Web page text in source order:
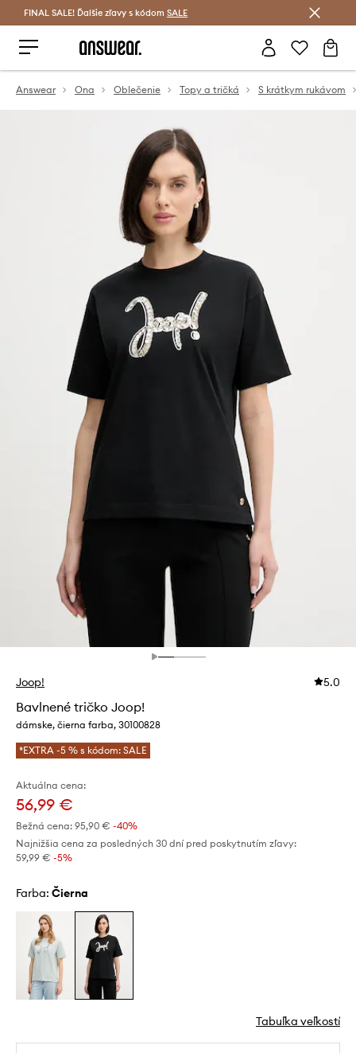
Šetrite s Answear Club >
FINAL SALE! Ďalšie zľavy s kódom SALE
Answear Ona Oblečenie Topy a tričká S krátkym rukávom
Joop! 5.0
Bavlnené tričko Joop!
dámske, čierna farba, 30100828
*EXTRA -5 % s kódom: SALE
Aktuálna cena:
56,99 €
Bežná cena: 95,90 € -40%
Najnižšia cena za posledných 30 dní pred poskytnutím zľavy:
59,99 € -5%
Farba: čierna
Tabuľka veľkostí